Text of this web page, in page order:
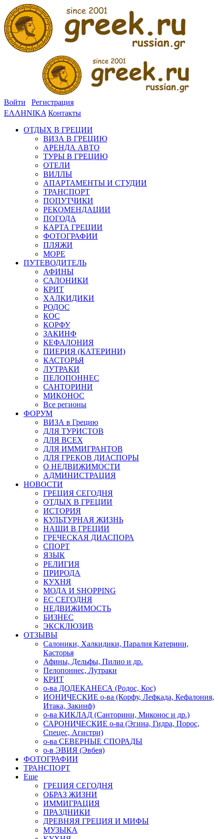
Войти
Регистрация
ΕΛΛΗΝΙΚΑ Контакты
ОТДЫХ В ГРЕЦИИ
ВИЗА В ГРЕЦИЮ
АРЕНДА АВТО
ТУРЫ В ГРЕЦИЮ
ОТЕЛИ
ВИЛЛЫ
АПАРТАМЕНТЫ И СТУДИИ
ТРАНСПОРТ
ПОПУТЧИКИ
РЕКОМЕНДАЦИИ
ПОГОДА
КАРТА ГРЕЦИИ
ФОТОГРАФИИ
ПЛЯЖИ
МОРЕ
ПУТЕВОДИТЕЛЬ
АФИНЫ
САЛОНИКИ
КРИТ
ХАЛКИДИКИ
РОДОС
КОС
КОРФУ
ЗАКИНФ
КЕФАЛОНИЯ
ПИЕРИЯ (КАТЕРИНИ)
КАСТОРЬЯ
ЛУТРАКИ
ПЕЛОПОННЕС
САНТОРИНИ
МИКОНОС
Все регионы
ФОРУМ
ВИЗА в Грецию
ДЛЯ ТУРИСТОВ
ДЛЯ ВСЕХ
ДЛЯ ИММИГРАНТОВ
ДЛЯ ГРЕКОВ ДИАСПОРЫ
О НЕДВИЖИМОСТИ
АДМИНИСТРАЦИЯ
НОВОСТИ
ГРЕЦИЯ СЕГОДНЯ
ОТДЫХ В ГРЕЦИИ
ИСТОРИЯ
КУЛЬТУРНАЯ ЖИЗНЬ
НАШИ В ГРЕЦИИ
ГРЕЧЕСКАЯ ДИАСПОРА
СПОРТ
ЯЗЫК
РЕЛИГИЯ
ПРИРОДА
КУХНЯ
МОДА И SHOPPING
ЕС СЕГОДНЯ
НЕДВИЖИМОСТЬ
БИЗНЕС
ЭКСКЛЮЗИВ
ОТЗЫВЫ
Салоники, Халкидики, Паралия Катерини,
Касторья
Афины, Дельфы, Пилио и др.
Пелопоннес, Лутраки
КРИТ
о-ва ДОДЕКАНЕСА (Родос, Кос)
ИОНИЧЕСКИЕ о-ва (Корфу, Лефкада, Кефалония,
Итака, Закинф)
о-ва КИКЛАД (Санторини, Миконос и др.)
САРОНИЧЕСКИЕ о-ва (Эгина, Гидра, Порос,
Спецес, Агистри)
о-ва СЕВЕРНЫЕ СПОРАДЫ
о-в ЭВИЯ (Эвбея)
ФОТОГРАФИИ
ТРАНСПОРТ
Еще
ГРЕЦИЯ СЕГОДНЯ
ОБРАЗ ЖИЗНИ
ИММИГРАЦИЯ
ПРАЗДНИКИ
ДРЕВНЯЯ ГРЕЦИЯ И МИФЫ
МУЗЫКА